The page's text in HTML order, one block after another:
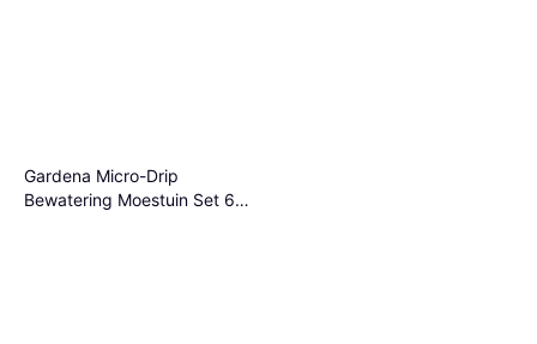
Gardena Micro-Drip
Bewatering Moestuin Set 60